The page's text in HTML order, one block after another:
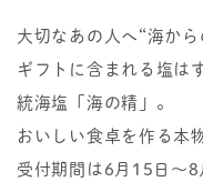
大切なあの人へ“海か
ギフトに含まれる塩は
統海塩「海の精」。
おいしい食卓を作る本
受付期間は6月15日～8